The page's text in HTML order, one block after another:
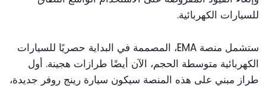
للسيارات الكهربائية.
ستشمل منصة EMA، المصممة في البداية حصريًا للسيارات
الكهربائية متوسطة الحجم، الآن أيضًا طرازات هجينة. أول
طراز مبني على هذه المنصة سيكون سيارة رينج روفر جديدة،